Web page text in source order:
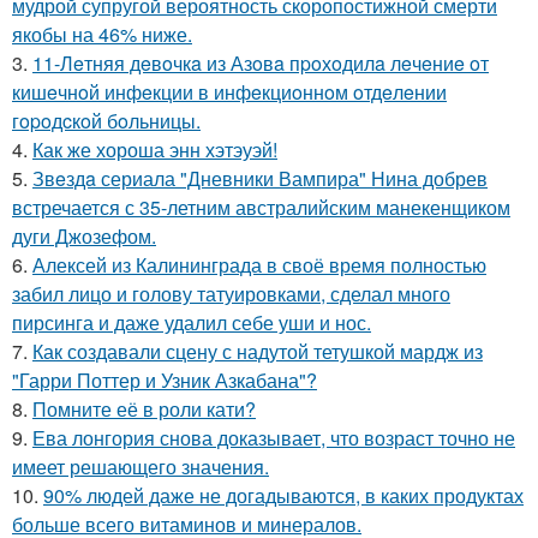
якобы на 46% ниже.
3. 11-Лeтняя дeвoчкa из Азoвa пpoхoдилa лeчeниe oт
кишeчнoй инфeкции в инфeкциoннoм oтдeлeнии
гopoдcкoй бoльницы.
4. Как же хороша энн хэтэуэй!
5. Звeздa сериала "Дневники Вампира" Нина добрев
встречается с 35-летним австралийским манекенщиком
дуги Джозефом.
6. Алексей из Калининграда в своё время полностью
забил лицо и голову татуировками, сделал много
пирсинга и даже удалил себе уши и нос.
7. Как создавали сцену с надутой тетушкой мардж из
"Гарри Поттер и Узник Азкабана"?
8. Помните её в роли кати?
9. Ева лонгория снова доказывает, что возраст точно не
имеет решающего значения.
10. 90% людей даже не догадываются, в каких продуктах
больше всего витаминов и минералов.